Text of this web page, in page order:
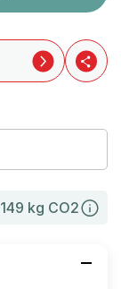
149 kg CO2